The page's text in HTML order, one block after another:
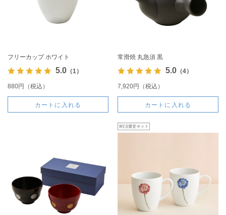
フリーカップ ホワイト
5.0（1）
880円（税込）
カートに入れる
常滑焼 丸急須 黒
5.0（4）
7,920円（税込）
カートに入れる